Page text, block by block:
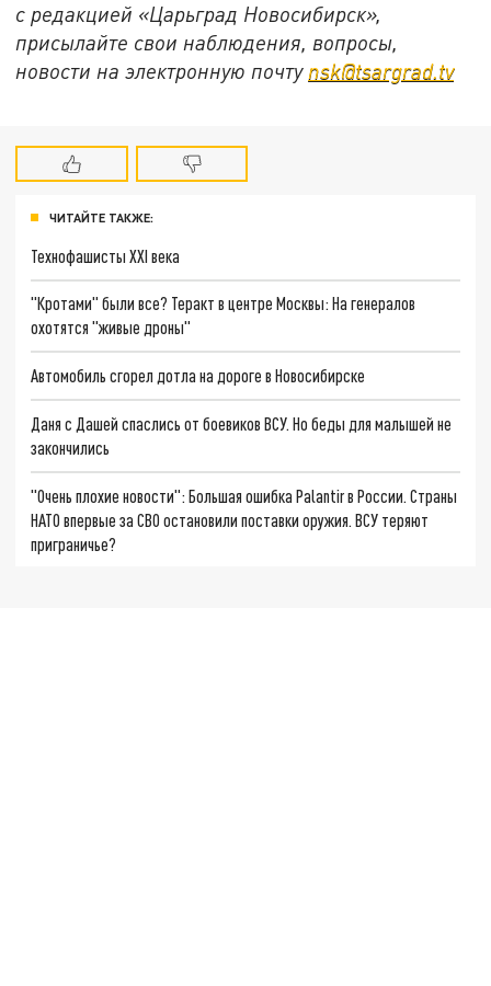
с редакцией «Царьград Новосибирск»,
присылайте свои наблюдения, вопросы,
новости на электронную почту nsk@tsargrad.tv
ЧИТАЙТЕ ТАКЖЕ:
Технофашисты XXI века
"Кротами" были все? Теракт в центре Москвы: На генералов
охотятся "живые дроны"
Автомобиль сгорел дотла на дороге в Новосибирске
Даня с Дашей спаслись от боевиков ВСУ. Но беды для малышей не
закончились
"Очень плохие новости": Большая ошибка Palantir в России. Страны
НАТО впервые за СВО остановили поставки оружия. ВСУ теряют
приграничье?